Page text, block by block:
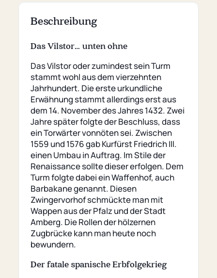
Beschreibung
Das Vilstor… unten ohne
Das Vilstor oder zumindest sein Turm
stammt wohl aus dem vierzehnten
Jahrhundert. Die erste urkundliche
Erwähnung stammt allerdings erst aus
dem 14. November des Jahres 1432. Zwei
Jahre später folgte der Beschluss, dass
ein Torwärter vonnöten sei. Zwischen
1559 und 1576 gab Kurfürst Friedrich III.
einen Umbau in Auftrag. Im Stile der
Renaissance sollte dieser erfolgen. Dem
Turm folgte dabei ein Waffenhof, auch
Barbakane genannt. Diesen
Zwingervorhof schmückte man mit
Wappen aus der Pfalz und der Stadt
Amberg. Die Rollen der hölzernen
Zugbrücke kann man heute noch
bewundern.
Der fatale spanische Erbfolgekrieg